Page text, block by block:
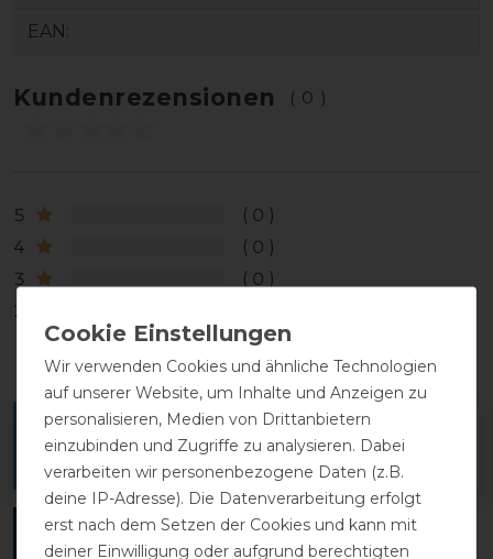
EAN:
Kundenrezensionen (0)
5
0
4
0
3
0
2
1
0
Melde dich an, um eine Kundenrezension zu
verfassen.
ANMELDEN
Wir verwenden Cookies und ähnliche Technologien
auf unserer Website, um Inhalte und Anzeigen zu
personalisieren, Medien von Drittanbietern
einzubinden und Zugriffe zu analysieren. Dabei
verarbeiten wir personenbezogene Daten (z.B.
deine IP-Adresse). Die Datenverarbeitung erfolgt
erst nach dem Setzen der Cookies und kann mit
deiner Einwilligung oder aufgrund berechtigten